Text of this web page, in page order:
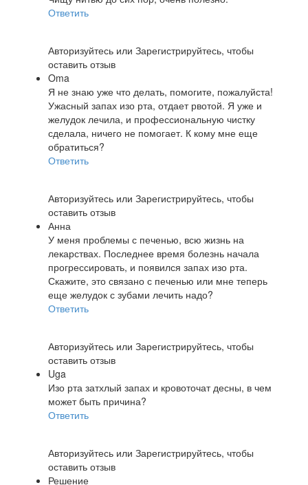
Ответить
Авторизуйтесь или Зарегистрируйтесь, чтобы
оставить отзыв
Oma
Я не знаю уже что делать, помогите, пожалуйста!
Ужасный запах изо рта, отдает рвотой. Я уже и
желудок лечила, и профессиональную чистку
сделала, ничего не помогает. К кому мне еще
обратиться?
Ответить
Авторизуйтесь или Зарегистрируйтесь, чтобы
оставить отзыв
Анна
У меня проблемы с печенью, всю жизнь на
лекарствах. Последнее время болезнь начала
прогрессировать, и появился запах изо рта.
Скажите, это связано с печенью или мне теперь
еще желудок с зубами лечить надо?
Ответить
Авторизуйтесь или Зарегистрируйтесь, чтобы
оставить отзыв
Uga
Изо рта затхлый запах и кровоточат десны, в чем
может быть причина?
Ответить
Авторизуйтесь или Зарегистрируйтесь, чтобы
оставить отзыв
Решение